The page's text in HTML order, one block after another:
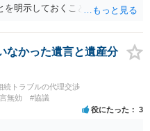
を明示しておくことでクリアで
なかった遺言と遺産分
続トラブルの代理交渉
無効 #協議
役にたった 3